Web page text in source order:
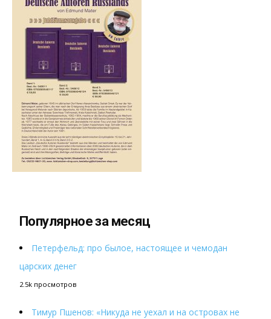
Популярное за месяц
Петерфельд: про былое, настоящее и чемодан
царских денег
2.5k просмотров
Тимур Пшенов: «Никуда не уехал и на островах не